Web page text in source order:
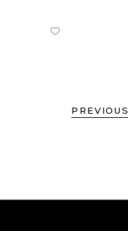
PREVIOUS